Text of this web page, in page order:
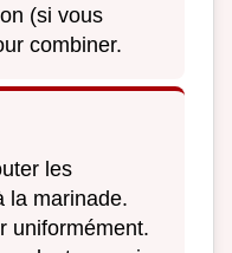
(si vous
combiner.
les
la marinade.
uniformément.